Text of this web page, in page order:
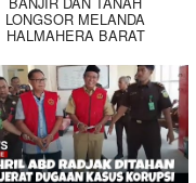
LONGSOR MELANDA
HALMAHERA BARAT